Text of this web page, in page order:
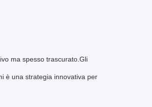
ma spesso trascurato.Gli
è una strategia innovativa per